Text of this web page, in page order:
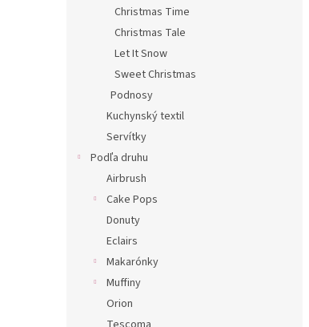
Christmas Time
Christmas Tale
Let It Snow
Sweet Christmas
Podnosy
Kuchynský textil
Servítky
Podľa druhu
Airbrush
Cake Pops
Donuty
Eclairs
Makarónky
Muffiny
Orion